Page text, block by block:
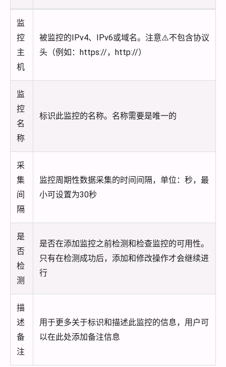
监
控
主
机
被监控的IPv4、IPv6或域名。注意⚠️不包含协议
头（例如：https://，http://）
监
控
名
称
标识此监控的名称。名称需要是唯一的
采
集
间
隔
监控周期性数据采集的时间间隔，单位：秒，最
小可设置为30秒
是
否
检
测
是否在添加监控之前检测和检查监控的可用性。
只有在检测成功后，添加和修改操作才会继续进
行
描
述
备
注
用于更多关于标识和描述此监控的信息，用户可
以在此处添加备注信息